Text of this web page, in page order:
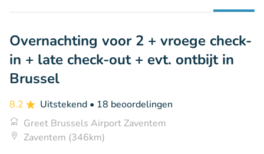
Overnachting voor 2 + vroege check-
in + late check-out + evt. ontbijt in
Brussel
8.2 Uitstekend • 18 beoordelingen
Greet Brussels Airport Zaventem
Zaventem (346km)